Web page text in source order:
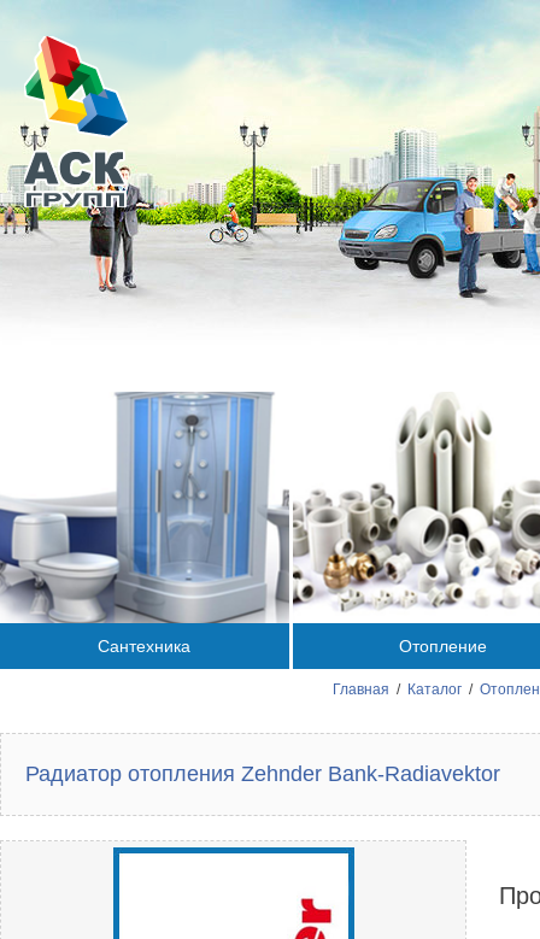
Сантехника Отопление
Главная / Каталог /
Радиатор отопления Zehnder Bank-Radiavektor